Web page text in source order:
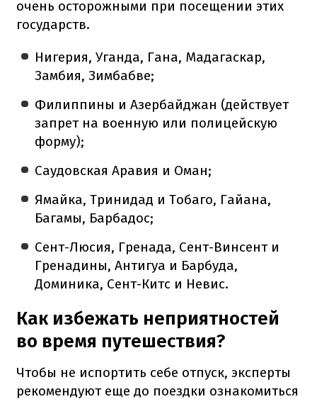
очень осторожными при посещении этих
государств.
Нигерия, Уганда, Гана, Мадагаскар,
Замбия, Зимбабве;
Филиппины и Азербайджан (действует
запрет на военную или полицейскую
форму);
Саудовская Аравия и Оман;
Ямайка, Тринидад и Тобаго, Гайана,
Багамы, Барбадос;
Сент-Люсия, Гренада, Сент-Винсент и
Гренадины, Антигуа и Барбуда,
Доминика, Сент-Китс и Невис.
Как избежать неприятностей
во время путешествия?
Чтобы не испортить себе отпуск, эксперты
рекомендуют еще до поездки ознакомиться